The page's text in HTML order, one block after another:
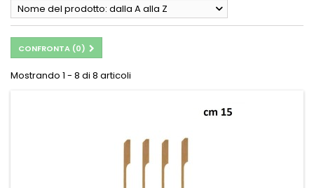
Nome del prodotto: dalla A alla Z
CONFRONTA (0)
Mostrando 1 - 8 di 8 articoli